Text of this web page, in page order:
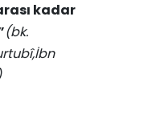
kadar
(bk.